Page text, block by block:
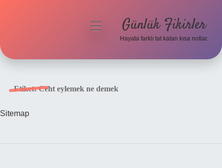
menüyü
Günlük Fikirler
Hayata farklı tat katan kısa notlar.
Etiket:Ceht eylemek ne demek
Sitemap